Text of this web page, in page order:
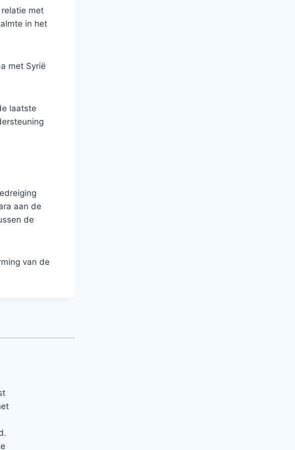
met
in het
met Syrië
laatste
aan de
de
van de